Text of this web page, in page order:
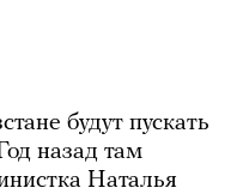
будут пускать
назад там
Наталья